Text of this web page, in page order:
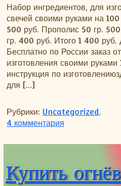
Набор ингредиентов, для
свечей своими руками на
500 руб. Прополис 50 гр.
гр. 400 руб. Итого 1 400 руб.
Бесплатно по России заказ
изготовления своими
инструкция по
для […]
Рубрики: Uncategorized.
4 комментария
Купить